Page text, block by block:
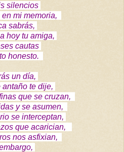
silencios
en mi memoria,
sabrás,
hoy tu amiga,
cautas
honesto.
un día,
antaño te dije,
que se cruzan,
y se asumen,
se interceptan,
que acarician,
nos asfixian,